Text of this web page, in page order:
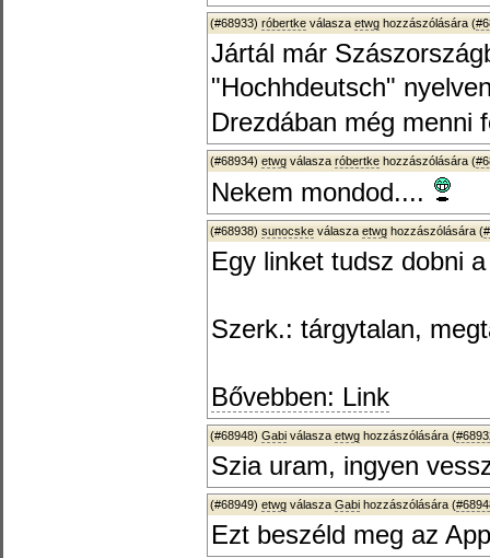
(#68933) róbertke válasza etwg hozzászólására (
Jártál már
"Hochhdeutsch"
Drezdában még menni
(#68934) etwg válasza róbertke hozzászólására (
Nekem mondod....
(#68938) sunocske válasza etwg hozzászólására (
Egy linket tudsz dobni
Szerk.: tárgytalan,
Bővebben: Link
(#68948) Gabi válasza etwg hozzászólására (
Szia uram, ingyen
(#68949) etwg válasza Gabi hozzászólására (
Ezt beszéld meg az